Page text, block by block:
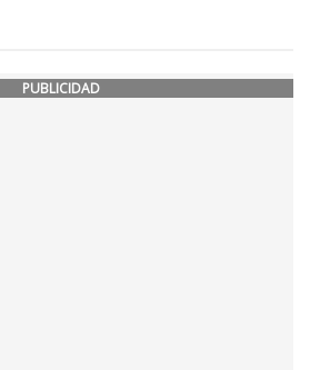
PUBLICIDAD